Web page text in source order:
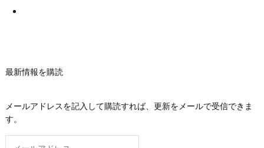
最新情報を購読
メールアドレスを記入して購読すれば、更新をメールで受信できま
す。